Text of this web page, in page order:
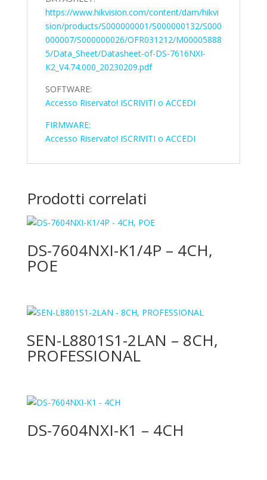
https://www.hikvision.com/content/dam/hikvi
sion/products/S000000001/S000000132/S000
000007/S000000026/OFR031212/M00005888
5/Data_Sheet/Datasheet-of-DS-7616NXI-
K2_V4.74.000_20230209.pdf
SOFTWARE:
Accesso Riservato! ISCRIVITI o ACCEDI
FIRMWARE:
Accesso Riservato! ISCRIVITI o ACCEDI
Prodotti correlati
DS-7604NXI-K1/4P – 4CH,
POE
SEN-L8801S1-2LAN – 8CH,
PROFESSIONAL
DS-7604NXI-K1 – 4CH